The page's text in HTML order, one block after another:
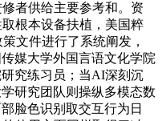
者供给主要参考和。资
根本设备扶植，美国粹
文件进行了系统阐发，
媒大学外国言语文化学院
究练习员；当AI深刻沉
研究团队则操纵多模态数
脸色识别取交互行为日